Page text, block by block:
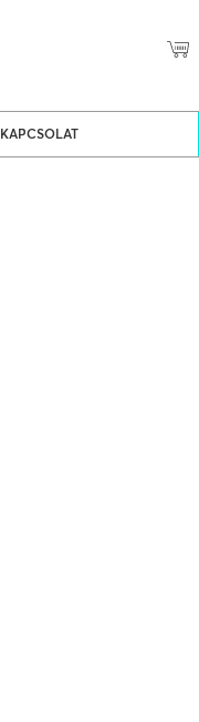
KAPCSOLAT